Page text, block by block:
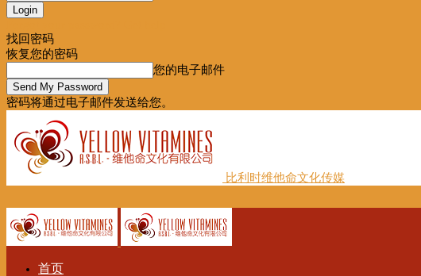
找回密码
恢复您的密码
您的电子邮件
密码将通过电子邮件发送给您。
比利时维他命文化传媒
首页